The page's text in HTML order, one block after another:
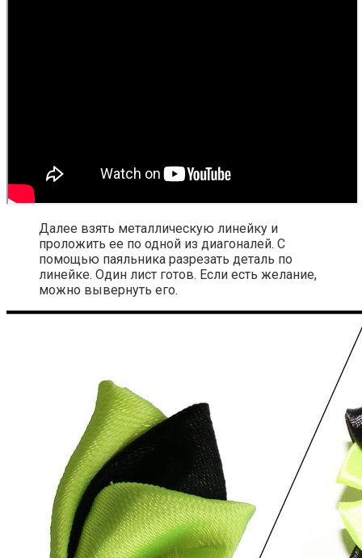
Далее взять металлическую линейку и
проложить ее по одной из диагоналей. С
помощью паяльника разрезать деталь по
линейке. Один лист готов. Если есть желание,
можно вывернуть его.